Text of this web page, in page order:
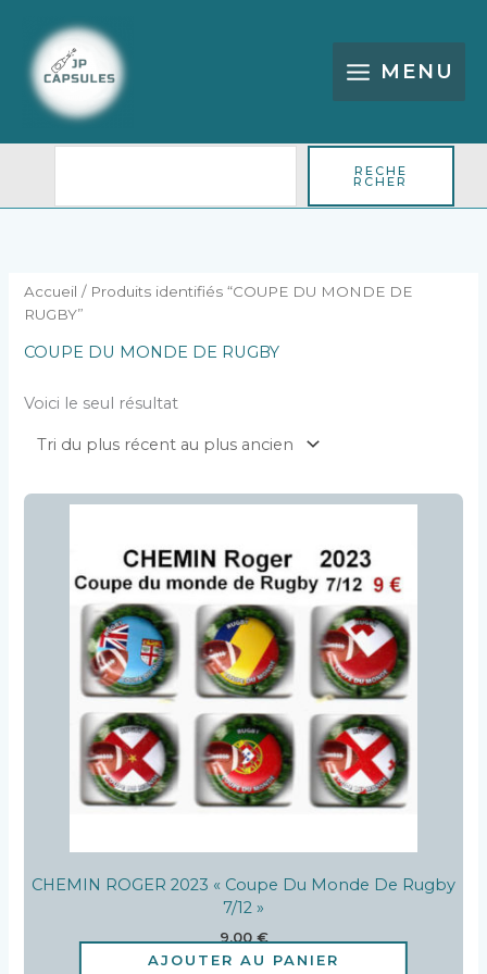
contenu
MENU
RECHE
RCHER
Accueil / Produits identifiés “COUPE DU MONDE DE
RUGBY”
COUPE DU MONDE DE RUGBY
Voici le seul résultat
CHEMIN ROGER 2023 « Coupe Du Monde De Rugby
7/12 »
9,00 €
AJOUTER AU PANIER